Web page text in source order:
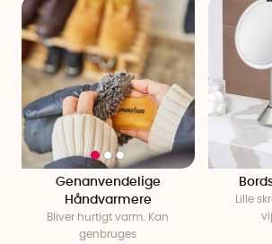
Genanvendelige
Håndvarmere
Bliver hurtigt varm. Kan
genbruges
Lille